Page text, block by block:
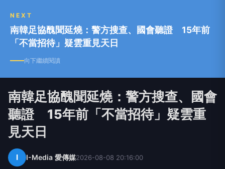
NEXT
南韓足協醜聞延燒：警方搜查、國會聽證 15年前
「不當招待」疑雲重見天日
向下繼續閱讀
南韓足協醜聞延燒：警方搜查、國會
聽證 15年前「不當招待」疑雲重
見天日
I I-Media 愛傳媒2026-08-08 20:16:00